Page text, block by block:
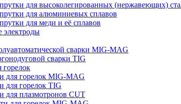
для высоколегированных (нержавеющих)
для алюминиевых сплавов
для меди и её сплавов
электроды
сварки MIG-MAG
сварки TIG
горелок
для горелок MIG-MAG
для горелок TIG
для плазмотронов CUT